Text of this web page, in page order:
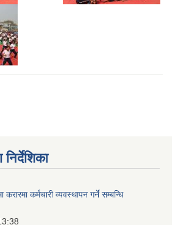
करारमा कर्मचारी व्यवस्थापन गर्ने सम्बन्धि